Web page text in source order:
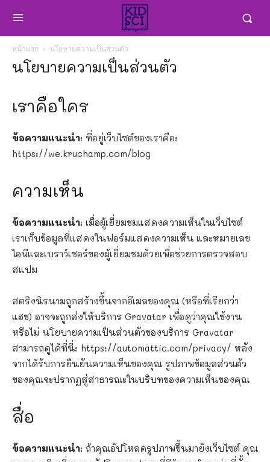
หน้าแรก นโยบายความเป็นส่วนตัว
นโยบายความเป็นส่วนตัว
เราคือใคร
ข้อความแนะนำ: ที่อยู่เว็บไซต์ของเราคือ:
https://we.kruchamp.com/blog
ความเห็น
ข้อความแนะนำ: เมื่อผู้เยี่ยมชมแสดงความเห็นในเว็บไซต์
เราเก็บข้อมูลที่แสดงในฟอร์มแสดงความเห็น และหมายเลข
ไอพีและเบราว์เซอร์ของผู้เยี่ยมชมด้วยเพื่อช่วยการตรวจสอบ
สแปม
สตริงนิรนามถูกสร้างขึ้นจากอีเมลของคุณ (หรือที่เรียกว่า
แฮช) อาจจะถูกส่งให้บริการ Gravatar เพื่อดูว่าคุณใช้งาน
หรือไม่ นโยบายความเป็นส่วนตัวของบริการ Gravatar
สามารถดูได้ที่นี่: https://automattic.com/privacy/ หลัง
จากได้รับการยืนยันความเห็นของคุณ รูปภาพข้อมูลส่วนตัว
ของคุณจะปรากฏสู่สาธารณะในบริบทของความเห็นของคุณ
สื่อ
ข้อความแนะนำ: ถ้าคุณอัปโหลดรูปภาพขึ้นมายังเว็บไซต์ คุณ